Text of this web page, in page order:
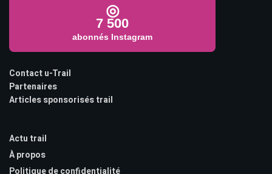
◎
7 500
abonnés Instagram
Contact u-Trail
Partenaires
Articles sponsorisés trail
Actu trail
À propos
Politique de confidentialité